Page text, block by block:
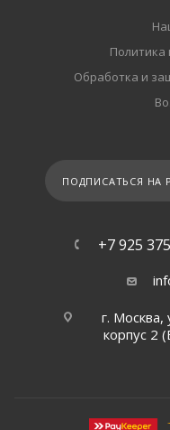
Политика
Обработка и
ПОДПИСАТЬСЯ НА
+7 925
г. Москва,
корпус 2